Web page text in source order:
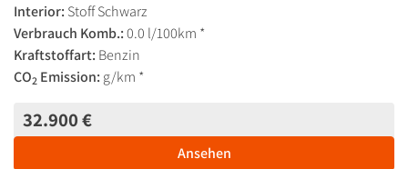
Interior: Stoff Schwarz
Verbrauch Komb.:0.0 l/100km *
Kraftstoffart: Benzin
CO2 Emission: g/km *
32.900 €
Ansehen